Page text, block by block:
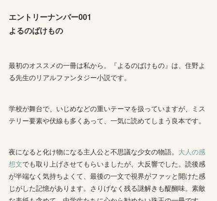
エントリーナンバー001
よるのばけもの
最初のオススメの一冊は私から。『よるのばけもの』は、住野よ
る先生のリアルファンタジー小説です。
学校が舞台で、いじめなどの重いテーマを扱っていますが、ミス
テリー要素や伏線も多くあって、一気に読めてしまう良本です。
夜になると化け物になる主人公と不思議な少女の物語。 大人の感
想文でも取り上げさせてもらいましたが、大反響でした。読後感
が半端なく気持ちよくて、最後の一文で視界がファッと開けた感
じがした記憶があります。さりげなく残る謎解きも醍醐味。素敵